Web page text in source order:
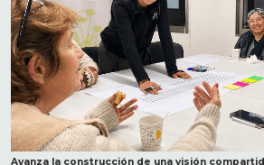
Avanza la construcción de una visión